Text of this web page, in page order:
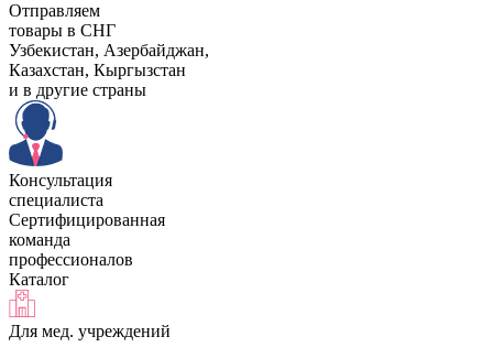
Отправляем
товары в СНГ
Узбекистан, Aзербайджан,
Казахстан, Кыргызстан
и в другие страны
Консультация
специалиста
Сертифицированная
команда
профессионалов
Каталог
Для мед. учреждений